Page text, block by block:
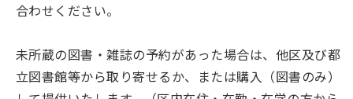
合わせください。
未所蔵の図書・雑誌の予約があった場合は、他区及び都
立図書館等から取り寄せるか、または購入（図書のみ）